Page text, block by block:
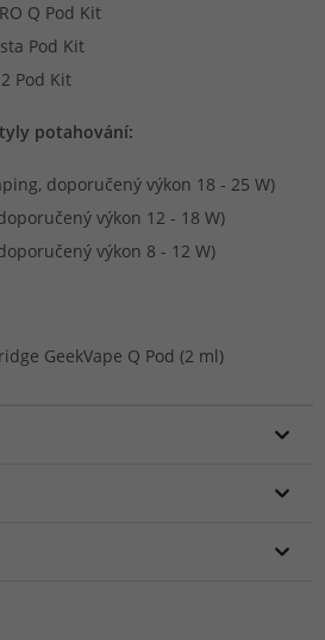
Q Pod Kit
Pod Kit
Pod Kit
potahování:
doporučený výkon 18 - 25 W)
výkon 12 - 18 W)
výkon 8 - 12 W)
GeekVape Q Pod (2 ml)